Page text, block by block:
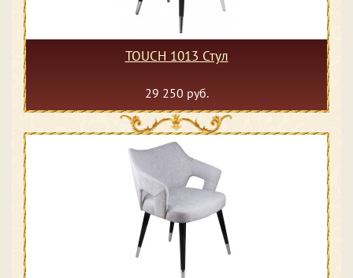
TOUCH 1013 Стул
29 250 руб.